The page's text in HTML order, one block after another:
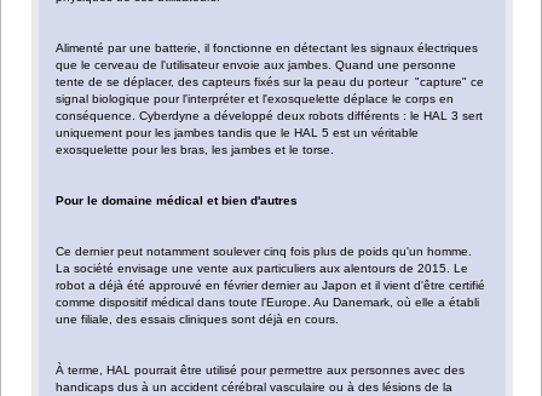
Alimenté par une batterie, il fonctionne en détectant les signaux électriques
que le cerveau de l'utilisateur envoie aux jambes. Quand une personne
tente de se déplacer, des capteurs fixés sur la peau du porteur "capture" ce
signal biologique pour l'interpréter et l'exosquelette déplace le corps en
conséquence. Cyberdyne a développé deux robots différents : le HAL 3 sert
uniquement pour les jambes tandis que le HAL 5 est un véritable
exosquelette pour les bras, les jambes et le torse.
Pour le domaine médical et bien d'autres
Ce dernier peut notamment soulever cinq fois plus de poids qu'un homme.
La société envisage une vente aux particuliers aux alentours de 2015. Le
robot a déjà été approuvé en février dernier au Japon et il vient d'être certifié
comme dispositif médical dans toute l'Europe. Au Danemark, où elle a établi
une filiale, des essais cliniques sont déjà en cours.
À terme, HAL pourrait être utilisé pour permettre aux personnes avec des
handicaps dus à un accident cérébral vasculaire ou à des lésions de la